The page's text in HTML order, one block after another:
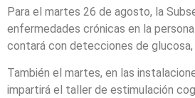
Para el martes 26 de agosto, la
enfermedades crónicas en la
contará con detecciones de
También el martes, en las
impartirá el taller de estimulación